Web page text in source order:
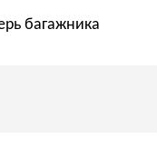
багажника